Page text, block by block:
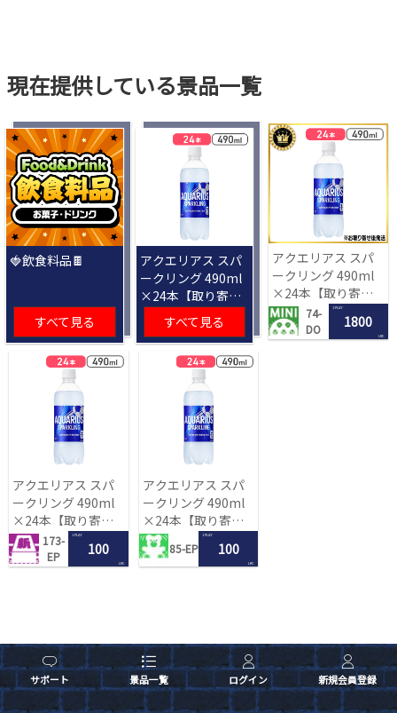
サポート 景品一覧 ログイン 新規会員登録
現在提供している景品一覧
🍓飲食料品🍫
すべて見る
アクエリアス スパ
ークリング 490ml
×24本【取り寄せ
入荷後次第発送】
すべて見る
アクエリアス スパ
ークリング 490ml
×24本【取り寄せ
入荷後次第発送】
74-
DO
1 PLAY
1800
LRC
アクエリアス スパ
ークリング 490ml
×24本【取り寄せ
入荷後次第発送】
173-
EP
1 PLAY
100
LRC
アクエリアス スパ
ークリング 490ml
×24本【取り寄せ
入荷後次第発送】
85-EP
1 PLAY
100
LRC